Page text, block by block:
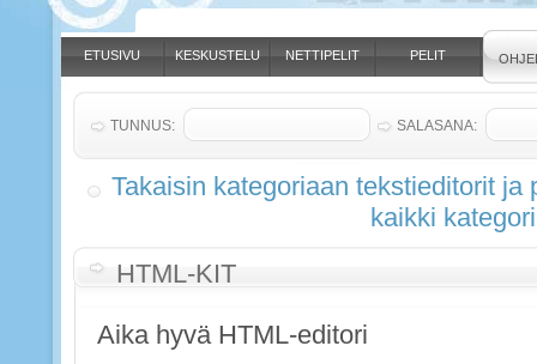
ETUSIVU KESKUSTELU NETTIPELIT PELIT
Takaisin kategoriaan tekstieditorit ja
kaikki
HTML-KIT
Aika hyvä HTML-editori
TUNNUS: SALASANA: